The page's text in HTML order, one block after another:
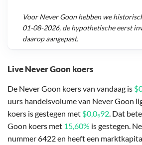
Live Never Goon koers
De Never Goon koers van vandaag is
uurs handelsvolume van Never Goon
koers is gestegen met $0,0₅92. Dat
Goon koers met 15,60% is gestegen.
nummer 6422 en heeft een
VoorNever Goonhebben we
01-08-2026, de hypothetische eerst
daarop aangepast.